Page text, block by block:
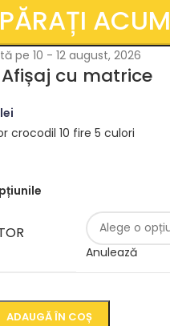
ACUM
pe 10 - 12 august, 2026
Afișaj cu matrice
lei
Anulează
ADAUGĂ ÎN COȘ